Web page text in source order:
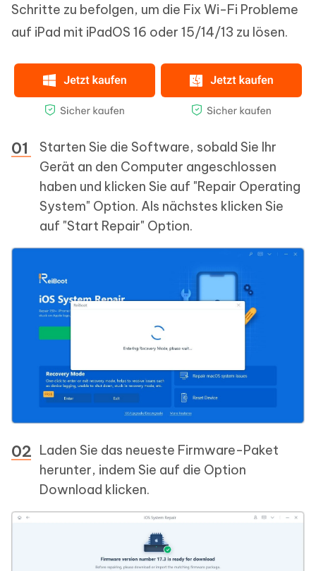
Schritte zu befolgen, um die Fix Wi-Fi Probleme
auf iPad mit iPadOS 16 oder 15/14/13 zu lösen.
Starten Sie die Software, sobald Sie Ihr
Gerät an den Computer angeschlossen
haben und klicken Sie auf "Repair Operating
System" Option. Als nächstes klicken Sie
auf "Start Repair" Option.
Laden Sie das neueste Firmware-Paket
herunter, indem Sie auf die Option
Download klicken.